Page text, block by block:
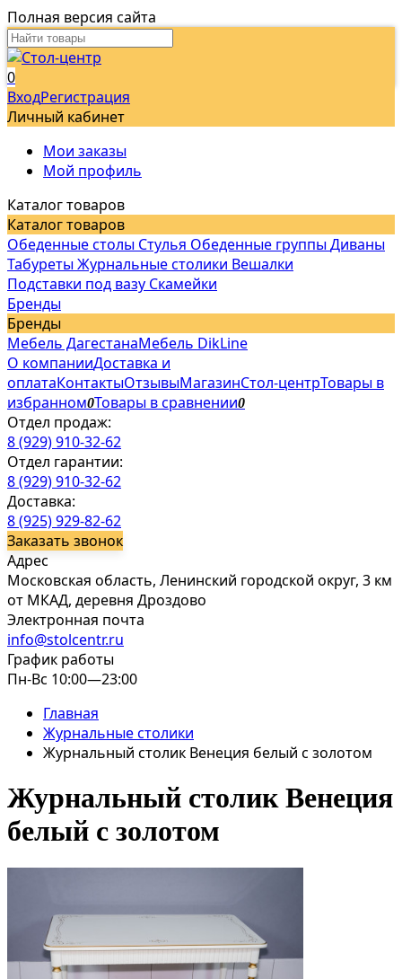
Полная версия сайта
0
ВходРегистрация
Личный кабинет
Мои заказы
Мой профиль
Каталог товаров
Каталог товаров
Обеденные столы Стулья Обеденные группыДиваны
ТабуретыЖурнальные столики Вешалки
Подставки под вазу Скамейки
Бренды
Бренды
Мебель ДагестанаМебель DikLine
О компанииДоставка и
оплатаКонтактыОтзывыМагазинСтол-центрТовары в
избранном0Товары в сравнении0
Отдел продаж:
8 (929) 910-32-62
Отдел гарантии:
8 (929) 910-32-62
Доставка:
8 (925) 929-82-62
Заказать звонок
Адрес
Московская область, Ленинский городской округ, 3 км
от МКАД, деревня Дроздово
Электронная почта
info@stolcentr.ru
График работы
Пн-Вс 10:00—23:00
Главная
Журнальные столики
Журнальный столик Венеция белый с золотом
Журнальный столик Венеция
белый с золотом